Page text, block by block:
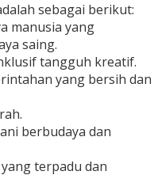
sebagai berikut:
manusia yang
saing.
tangguh kreatif.
yang bersih dan
berbudaya dan
terpadu dan